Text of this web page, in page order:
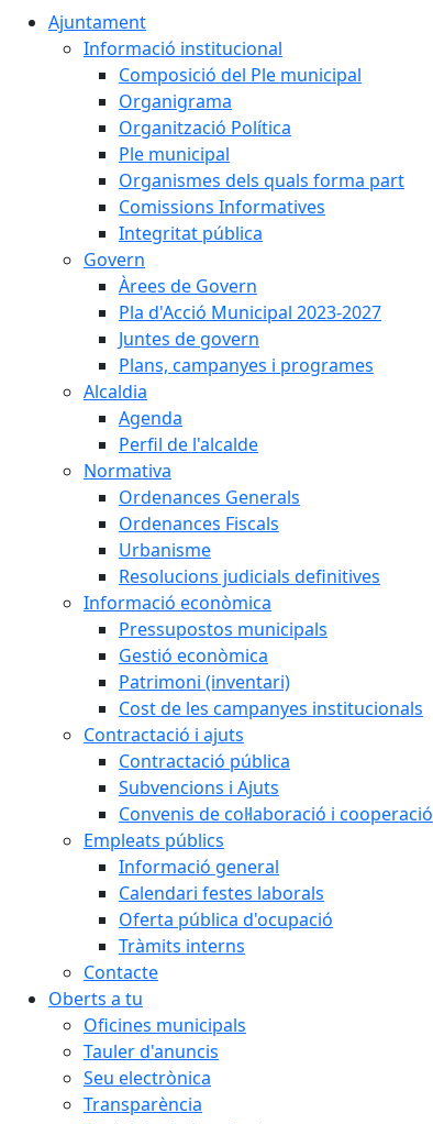
Ajuntament
Informació institucional
Composició del Ple municipal
Organigrama
Organització Política
Ple municipal
Organismes dels quals forma part
Comissions Informatives
Integritat pública
Govern
Àrees de Govern
Pla d'Acció Municipal 2023-2027
Juntes de govern
Plans, campanyes i programes
Alcaldia
Agenda
Perfil de l'alcalde
Normativa
Ordenances Generals
Ordenances Fiscals
Urbanisme
Resolucions judicials definitives
Informació econòmica
Pressupostos municipals
Gestió econòmica
Patrimoni (inventari)
Cost de les campanyes institucionals
Contractació i ajuts
Contractació pública
Subvencions i Ajuts
Convenis de col·laboració i cooperació
Empleats públics
Informació general
Calendari festes laborals
Oferta pública d'ocupació
Tràmits interns
Contacte
Oberts a tu
Oficines municipals
Tauler d'anuncis
Seu electrònica
Transparència